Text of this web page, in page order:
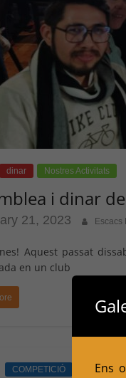
dinar Nostres Activitats
i dinar
21, 2023 Escacs
Aquest passat
en un club
COMPETICIÓ dinar
Ens